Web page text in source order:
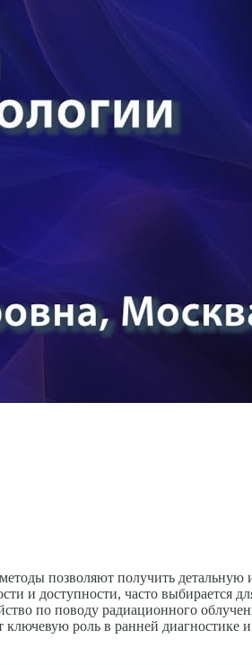
позволяют получить
и доступности, часто выбирается
по поводу радиационного
роль в ранней диагностике